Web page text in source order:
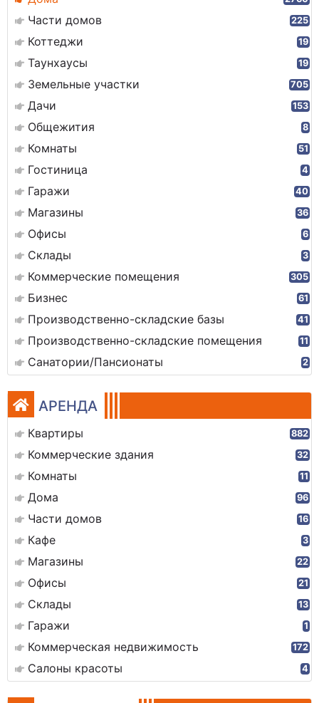
Части домов 225
Коттеджи 19
Таунхаусы 19
Земельные участки 705
Дачи 153
Общежития 8
Комнаты 51
Гостиница 4
Гаражи 40
Магазины 36
Офисы 6
Склады 3
Коммерческие помещения 305
Бизнес 61
Производственно-складские базы 41
Производственно-складские помещения 11
Санатории/Пансионаты 2
АРЕНДА
Квартиры 882
Коммерческие здания 32
Комнаты 11
Дома 96
Части домов 16
Кафе 3
Магазины 22
Офисы 21
Склады 13
Гаражи 1
Коммерческая недвижимость 172
Салоны красоты 4